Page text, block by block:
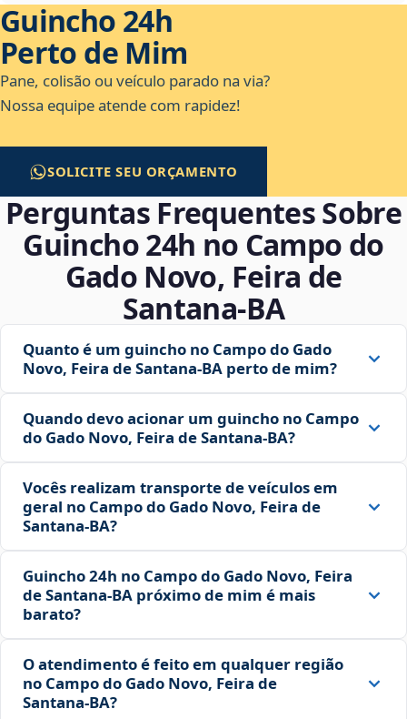
Guincho 24h
Perto de Mim
Pane, colisão ou veículo parado na via?
Nossa equipe atende com rapidez!
SOLICITE SEU ORÇAMENTO
Perguntas Frequentes Sobre
Guincho 24h no Campo do
Gado Novo, Feira de
Santana‑BA
Quanto é um guincho no Campo do Gado
Novo, Feira de Santana‑BA perto de mim?
Quando devo acionar um guincho no Campo
do Gado Novo, Feira de Santana‑BA?
Vocês realizam transporte de veículos em
geral no Campo do Gado Novo, Feira de
Santana‑BA?
Guincho 24h no Campo do Gado Novo, Feira
de Santana‑BA próximo de mim é mais
barato?
O atendimento é feito em qualquer região
no Campo do Gado Novo, Feira de
Santana‑BA?